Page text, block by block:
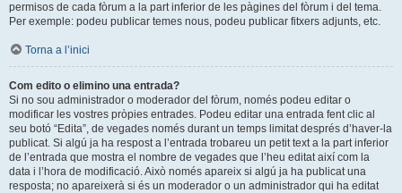
permisos de cada fòrum a la part inferior de les pàgines del fòrum i del tema.
Per exemple: podeu publicar temes nous, podeu publicar fitxers adjunts, etc.
Torna a l’inici
Com edito o elimino una entrada?
Si no sou administrador o moderador del fòrum, només podeu editar o
modificar les vostres pròpies entrades. Podeu editar una entrada fent clic al
seu botó “Edita”, de vegades només durant un temps limitat després d’haver-la
publicat. Si algú ja ha respost a l’entrada trobareu un petit text a la part inferior
de l’entrada que mostra el nombre de vegades que l’heu editat així com la
data i l’hora de modificació. Això només apareix si algú ja ha publicat una
resposta; no apareixerà si és un moderador o un administrador qui ha editat